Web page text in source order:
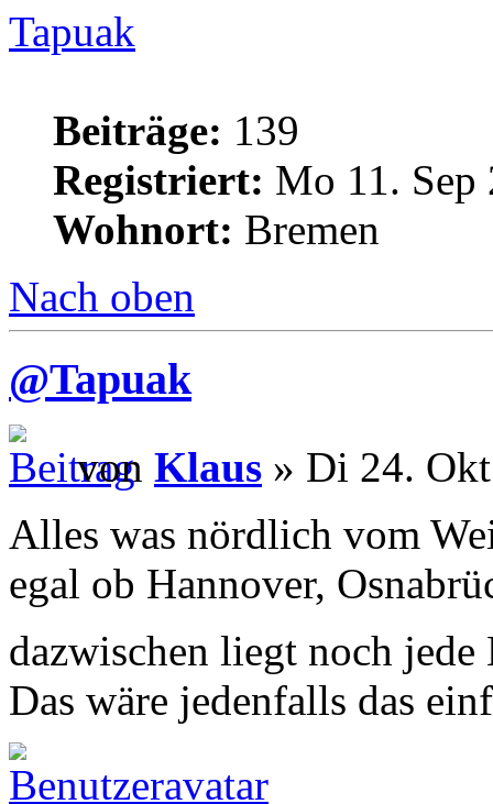
Tapuak
Beiträge: 139
Registriert: Mo 11. Sep
Wohnort: Bremen
Nach oben
@Tapuak
von Klaus » Di 24.
Alles was nördlich vom
egal ob Hannover,
dazwischen liegt noch
Das wäre jedenfalls das